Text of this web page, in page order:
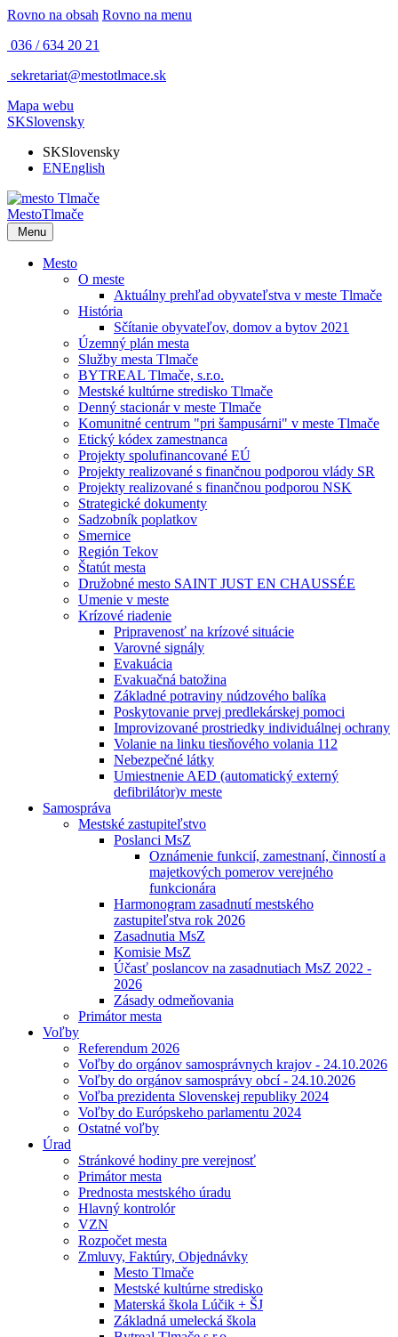
Rovno na obsah Rovno na menu
036 / 634 20 21
sekretariat@mestotlmace.sk
Mapa webu
SKSlovensky
SKSlovensky
ENEnglish
MestoTlmače
Menu
Mesto
O meste
Aktuálny prehľad obyvateľstva v meste Tlmače
História
Sčítanie obyvateľov, domov a bytov 2021
Územný plán mesta
Služby mesta Tlmače
BYTREAL Tlmače, s.r.o.
Mestské kultúrne stredisko Tlmače
Denný stacionár v meste Tlmače
Komunitné centrum "pri šampusárni" v meste Tlmače
Etický kódex zamestnanca
Projekty spolufinancované EÚ
Projekty realizované s finančnou podporou vlády SR
Projekty realizované s finančnou podporou NSK
Strategické dokumenty
Sadzobník poplatkov
Smernice
Región Tekov
Štatút mesta
Družobné mesto SAINT JUST EN CHAUSSÉE
Umenie v meste
Krízové riadenie
Pripravenosť na krízové situácie
Varovné signály
Evakuácia
Evakuačná batožina
Základné potraviny núdzového balíka
Poskytovanie prvej predlekárskej pomoci
Improvizované prostriedky individuálnej ochrany
Volanie na linku tiesňového volania 112
Nebezpečné látky
Umiestnenie AED (automatický externý
defibrilátor)v meste
Samospráva
Mestské zastupiteľstvo
Poslanci MsZ
Oznámenie funkcií, zamestnaní, činností a
majetkových pomerov verejného
funkcionára
Harmonogram zasadnutí mestského
zastupiteľstva rok 2026
Zasadnutia MsZ
Komisie MsZ
Účasť poslancov na zasadnutiach MsZ 2022 -
2026
Zásady odmeňovania
Primátor mesta
Voľby
Referendum 2026
Voľby do orgánov samosprávnych krajov - 24.10.2026
Voľby do orgánov samosprávy obcí - 24.10.2026
Voľba prezidenta Slovenskej republiky 2024
Voľby do Európskeho parlamentu 2024
Ostatné voľby
Úrad
Stránkové hodiny pre verejnosť
Primátor mesta
Prednosta mestského úradu
Hlavný kontrolór
VZN
Rozpočet mesta
Zmluvy, Faktúry, Objednávky
Mesto Tlmače
Mestské kultúrne stredisko
Materská škola Lúčik + ŠJ
Základná umelecká škola